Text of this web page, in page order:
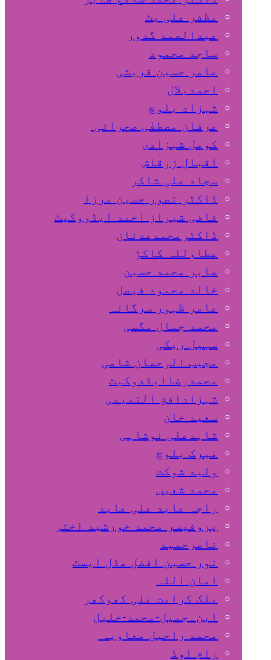
مظفر علی بٹ
عبدالصمد گدور
ساجد محمود
عامر حسین قریشی
اﺣﻤﺪﺑﻼل
شہزاد بلوچ
عرفان مصطفٰی صحرائی
کومل شہزادی
اقبال زرقاش
سجاد علی شاکر
ڈاکٹر تصور حسین مرزا
قاضی شیراز احمد ایڈووکیٹ
ڈاکٹرمحمدعدنان
عطاءللہ کاکڑ
صابر محمد حسین
خالد محمود فیصل
عامر ظہور سرگانہ
محمد جمال مگسی
سہیل ريكی
مجیب الرحمان شامی
محمدرضاایڈدوکیٹ
شہزادافق التمیمی
سعید خان
شاہدعلی نوشاہی
میرک بلوچ
ولید شوکت
محمد شعیب
راجہ عابد علی عابد
پروفیسر محمد خورشید اختر
ناصرحمید
نور حسین افضل مڈل ایسٹ
امان اللہ
ملک کرامت علی کھوکھر
ابن۔جمیل-محمد-خلیل
محمد راحیل معاویہ
رام اوڈ